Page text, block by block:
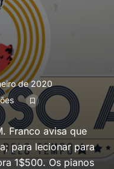
de 2020
Franco avisa que
para lecionar para
1$500. Os pianos